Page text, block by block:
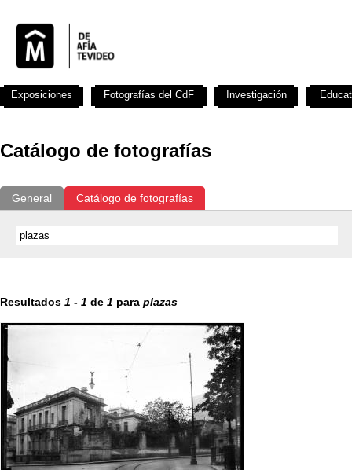
Catálogo de fotografías
General Catálogo de fotografías
Resultados 1 - 1 de 1 para plazas
Exposiciones Fotografías del CdF Investigación